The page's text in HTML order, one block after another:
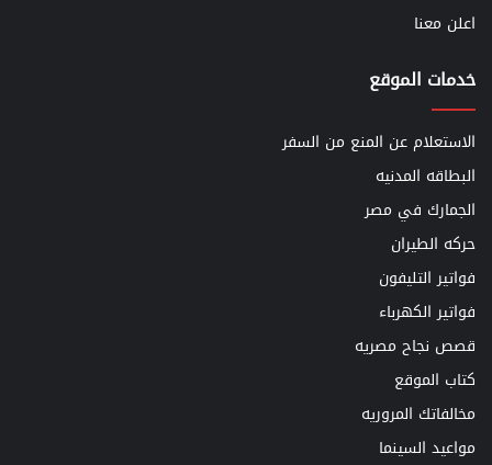
اعلن معنا
خدمات الموقع
الاستعلام عن المنع من السفر
البطاقه المدنيه
الجمارك في مصر
حركه الطيران
فواتير التليفون
فواتير الكهرباء
قصص نجاح مصريه
كتاب الموقع
مخالفاتك المروريه
مواعيد السينما